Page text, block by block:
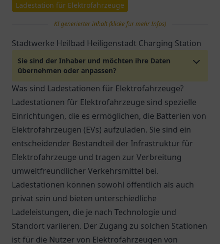
Ladestation für Elektrofahrzeuge
KI generierter Inhalt (klicke für mehr Infos)
Stadtwerke Heilbad Heiligenstadt Charging Station
Sie sind der Inhaber und möchten ihre Daten
übernehmen oder anpassen?
Was sind Ladestationen für Elektrofahrzeuge?
Ladestationen für Elektrofahrzeuge sind spezielle
Einrichtungen, die es ermöglichen, die Batterien von
Elektrofahrzeugen (EVs) aufzuladen. Sie sind ein
entscheidender Bestandteil der Infrastruktur für
Elektrofahrzeuge und tragen zur Verbreitung
umweltfreundlicher Verkehrsmittel bei.
Ladestationen können sowohl öffentlich als auch
privat sein und bieten unterschiedliche
Ladeleistungen, die je nach Technologie und
Standort variieren. Der Zugang zu solchen Stationen
ist für die Nutzer von Elektrofahrzeugen von